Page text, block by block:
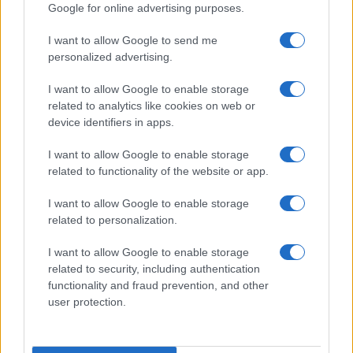
Google for online advertising purposes.
I want to allow Google to send me
personalized advertising.
I want to allow Google to enable storage
related to analytics like cookies on web or
device identifiers in apps.
I want to allow Google to enable storage
related to functionality of the website or app.
I want to allow Google to enable storage
related to personalization.
I want to allow Google to enable storage
related to security, including authentication
functionality and fraud prevention, and other
user protection.
25 Settembre 2025, 15:01